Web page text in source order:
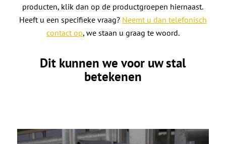
producten, klik dan op de productgroepen hiernaast.
Heeft u een specifieke vraag? Neemt u dan telefonisch
contact op, we staan u graag te woord.
Dit kunnen we voor uw stal
betekenen